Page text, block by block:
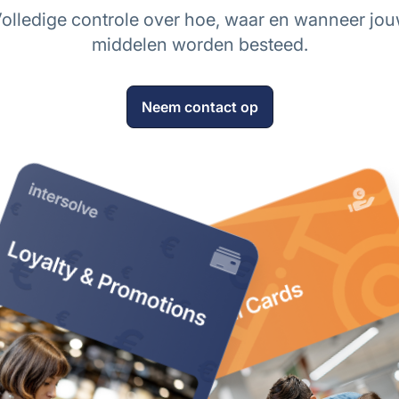
controle over hoe, waar en wanneer
middelen worden besteed.
Neem contact op